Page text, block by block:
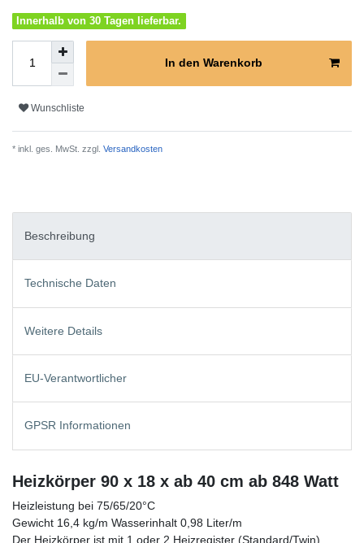
Innerhalb von 30 Tagen lieferbar.
In den Warenkorb
Wunschliste
* inkl. ges. MwSt. zzgl. Versandkosten
Beschreibung
Technische Daten
Weitere Details
EU-Verantwortlicher
GPSR Informationen
Heizkörper 90 x 18 x ab 40 cm ab 848 Watt
Heizleistung bei 75/65/20°C
Gewicht 16,4 kg/m Wasserinhalt 0,98 Liter/m
Der Heizkörper ist mit 1 oder 2 Heizregister (Standard/Twin)